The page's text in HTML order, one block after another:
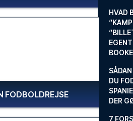
HVAD
DU
DER
7
FODBOLDREJSE